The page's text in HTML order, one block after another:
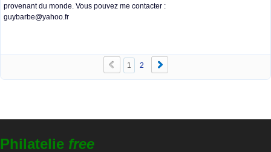
provenant du monde. Vous pouvez me contacter :
guybarbe@yahoo.fr
1 2
Philatelie free